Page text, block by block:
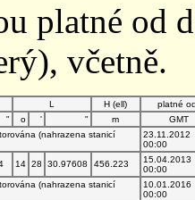
platné od
včetně.
L H (ell)
platné
" o ' " m
GMT
(nahrazena stanicí
23.11.2012
00:00
14 28 30.97608 456.223
15.04.2013
00:00
(nahrazena stanicí
10.01.2016
00:00